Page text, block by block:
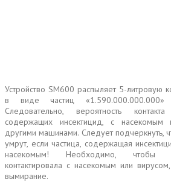
Устройство SM600 распыляет 5-литровую
в виде частиц
Следовательно, вероятность
содержащих инсектицид, с
другими машинами. Следует подчеркнуть,
умрут, если частица, содержащая
насекомым! Необходимо, чтобы
контактировала с насекомым или
вымирание.